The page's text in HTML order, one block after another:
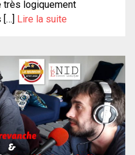
très logiquement
[…] Lire la suite